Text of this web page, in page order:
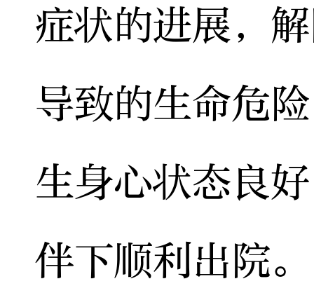
症状的进展，
导致的生命危
生身心状态良
伴下顺利出院